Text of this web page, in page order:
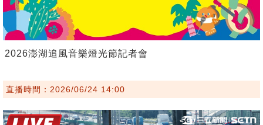
2026澎湖追風音樂燈光節記者會
直播時間：2026/06/24 14:00